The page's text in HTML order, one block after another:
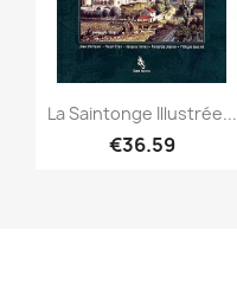
Quick view
La Saintonge Illustrée...
€36.59